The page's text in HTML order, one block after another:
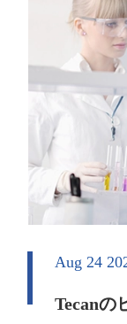
Aug 24
Tecanの